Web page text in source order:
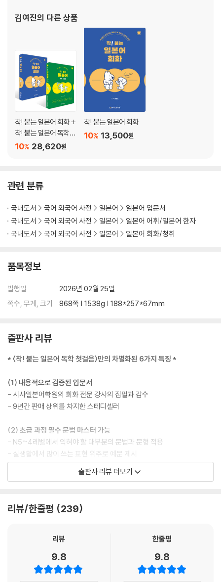
ㆍ 회사
ㆍ 장소
ㆍ 자연
ㆍ 직업
ㆍ 신체 · 건강
ㆍ 감정
ㆍ 이벤트 · 행사
ㆍ 일과
ㆍ 스포츠
ㆍ 과학 · 기술
ㆍ 생활용품
ㆍ 띠 · 12지
ㆍ 여러 가지 직업
ㆍ 운동
ㆍ 교통
ㆍ 화폐
ㆍ 관광
ㆍ 쇼핑 · 패션
ㆍ 커뮤니케이션
ㆍ 도로와 교통
ㆍ 음식과 음료
ㆍ 부사
ㆍ 접속사
ㆍ 관용어
ㆍ 조수사
ㆍ 색인
UNIT 01 희망, 바람
UNIT 03 권유, 제안
UNIT 04 허가, 금지
김여진의 다른 상품
착! 붙는 일본어 회화 +
착! 붙는 일본어 독학
첫걸음 세트28,620원
10%
착! 붙는 일본어 회화
13,500원
10%
관련 분류
국내도서 국어 외국어 사전 일본어
일본어 입문서
국내도서
국어 외국어 사전 일본어
일본어 어휘/일본어 한자
국내도서
국어 외국어 사전 일본어 일본어 회화/청취
품목정보
발행일
2026년 02월 25일
쪽수, 무게, 크기
868쪽 | 1538g | 188*257*67mm
출판사 리뷰
* 〈착! 붙는 일본어 독학 첫걸음〉만의 차별화된 6가지 특징 *
(1) 내용적으로 검증된 입문서
- 시사일본어학원의 회화 전문 강사의 집필과 감수
- 9년간 판매 상위를 차지한 스테디셀러
(2) 초급 과정 필수 문법 마스터 가능
- N5~4레벨에서 익혀야 할 대부분의 문법과 문형 적용
- 실생활에서 많이 쓰는 표현 위주로 예문 제시
(3) 고퀄리티의 유튜브 무료 온라인 강의
(4) 감성적인 삽화와 가독성
- 직관적인 레이아웃과 가독성 높은 서체로 구성
(5) 신선한 회화 스토리
- 한일 커플 소재를 다루어 지루하지 않게 학습 가능
출판사 리뷰 더보기
리뷰/한줄평 239
리뷰
9.8
한줄평
9.8